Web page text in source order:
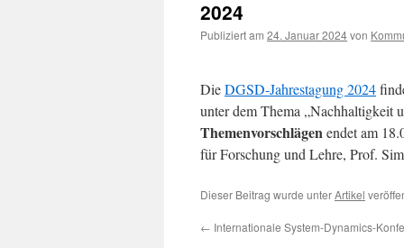
2024
Publiziert am 24. Januar 2024von
DieDGSD-Jahrestagung 2024
unter dem Thema „Nachhaltigkeit
Themenvorschlägenendet am
für Forschung und Lehre, Prof.
Dieser Beitrag wurde unterArtikel
← Internationale System-Dynamics-